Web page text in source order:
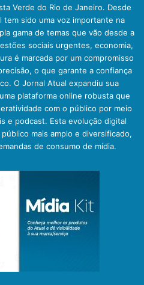
Verde do Rio de Janeiro. Desde
tem sido uma voz importante na
gama de temas que vão desde a
sociais urgentes, economia,
é marcada por um compromisso
o que garante a confiança
O Jornal Atual expandiu sua
plataforma online robusta que
com o público por meio
e podcast. Esta evolução digital
mais amplo e diversificado,
de consumo de mídia.